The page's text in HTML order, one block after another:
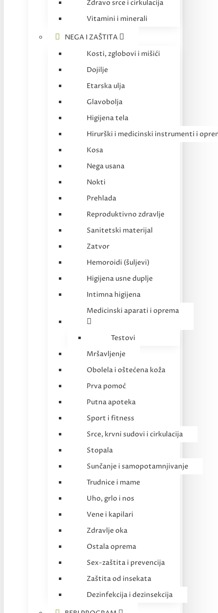
Zdravo srce i cirkulacija
Vitamini i minerali
NEGA I ZAŠTITA
Kosti, zglobovi i mišići
Dojilje
Etarska ulja
Glavobolja
Higijena tela
Hirurški i medicinski instrumenti i
Kosa
Nega usana
Nokti
Prehlada
Reproduktivno zdravlje
Sanitetski materijal
Zatvor
Hemoroidi (šuljevi)
Higijena usne duplje
Intimna higijena
Medicinski aparati i oprema
Testovi
Mršavljenje
Obolela i oštećena koža
Prva pomoć
Putna apoteka
Sport i fitness
Srce, krvni sudovi i cirkulacija
Stopala
Sunčanje i samopotamnjivanje
Trudnice i mame
Uho, grlo i nos
Vene i kapilari
Zdravlje oka
Ostala oprema
Sex-zaštita i prevencija
Zaštita od insekata
Dezinfekcija i dezinsekcija